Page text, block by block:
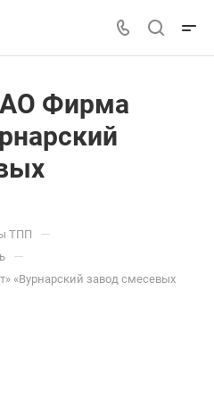
Фирма
ТПП —
—
«Вурнарский завод смесевых